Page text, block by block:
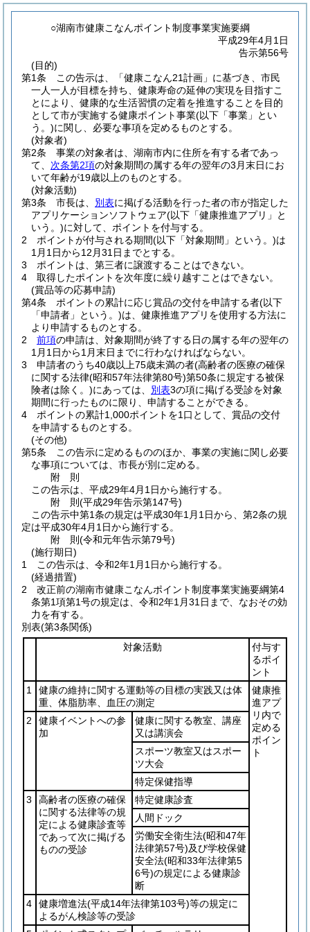
○湖南市健康こなんポイント制度事業実施要綱
平成29年4月1日
告示第56号
(目的)
第1条
この告示は、「健康こなん21計画」に基づき、市民
一人一人が目標を持ち、健康寿命の延伸の実現を目指すこ
とにより、健康的な生活習慣の定着を推進することを目的
として市が実施する健康ポイント事業(以下「事業」とい
う。)に関し、必要な事項を定めるものとする。
(対象者)
第2条
事業の対象者は、湖南市内に住所を有する者であっ
て、 次条第2項の対象期間の属する年の翌年の3月末日にお
いて年齢が19歳以上のものとする。
(対象活動)
第3条
市長は、 別表に掲げる活動を行った者の市が指定した
アプリケーションソフトウェア(以下「健康推進アプリ」と
いう。)に対して、ポイントを付与する。
2
ポイントが付与される期間(以下「対象期間」という。)は
1月1日から12月31日までとする。
3
ポイントは、第三者に譲渡することはできない。
4
取得したポイントを次年度に繰り越すことはできない。
(賞品等の応募申請)
第4条
ポイントの累計に応じ賞品の交付を申請する者(以下
「申請者」という。)は、健康推進アプリを使用する方法に
より申請するものとする。
2
前項の申請は、対象期間が終了する日の属する年の翌年の
1月1日から1月末日までに行わなければならない。
3
申請者のうち40歳以上75歳未満の者(高齢者の医療の確保
に関する法律(昭和57年法律第80号)第50条に規定する被保
険者は除く。)にあっては、 別表3の項に掲げる受診を対象
期間に行ったものに限り、申請することができる。
4
ポイントの累計1,000ポイントを1口として、賞品の交付
を申請するものとする。
(その他)
第5条
この告示に定めるもののほか、事業の実施に関し必要
な事項については、市長が別に定める。
附 則
この告示は、平成29年4月1日から施行する。
附 則(平成29年告示第147号)
この告示中第1条の規定は平成30年1月1日から、第2条の規
定は平成30年4月1日から施行する。
附 則(令和元年告示第79号)
(施行期日)
1
この告示は、令和2年1月1日から施行する。
(経過措置)
2
改正前の湖南市健康こなんポイント制度事業実施要綱第4
条第1項第1号の規定は、令和2年1月31日まで、なおその効
力を有する。
別表(第3条関係)
対象活動
付与す
るポイ
ント
1
健康の維持に関する運動等の目標の実践又は体
重、体脂肪率、血圧の測定
健康推
進アプ
リ内で
定める
ポイン
ト
2
健康イベントへの参
加
健康に関する教室、講座
又は講演会
スポーツ教室又はスポー
ツ大会
特定保健指導
3
高齢者の医療の確保
に関する法律等の規
定による健康診査等
であって次に掲げる
ものの受診
特定健康診査
人間ドック
労働安全衛生法(昭和47年
法律第57号)及び学校保健
安全法(昭和33年法律第5
6号)の規定による健康診
断
4
健康増進法(平成14年法律第103号)等の規定に
よるがん検診等の受診